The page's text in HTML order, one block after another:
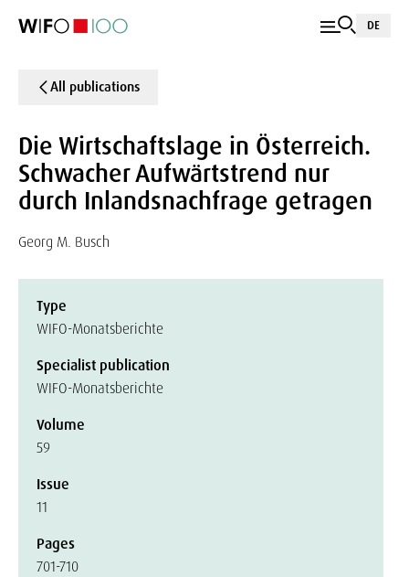
DE
All publications
Die Wirtschaftslage in Österreich.
Schwacher Aufwärtstrend nur
durch Inlandsnachfrage getragen
Georg M. Busch
Type
WIFO-Monatsberichte
Specialist publication
WIFO-Monatsberichte
Volume
59
Issue
11
Pages
701-710